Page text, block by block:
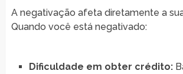
A negativação afeta diretamente a
Quando você está negativado:
Dificuldade em obter crédito: